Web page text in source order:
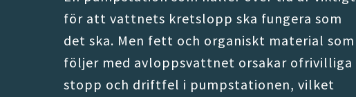
för att vattnets kretslopp ska fungera som
det ska. Men fett och organiskt material som
följer med avloppsvattnet orsakar ofrivilliga
stopp och driftfel i pumpstationen, vilket